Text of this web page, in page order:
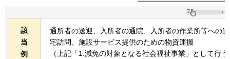
該
当
例
通所者の送迎、入所者の通院、入所者の作業所等への
宅訪問、施設サービス提供のための物資運搬
（上記「1.減免の対象となる社会福祉事業」として行